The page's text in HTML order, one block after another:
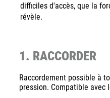
difficiles d'accès, que la
révèle.
1. RACCORDER
Raccordement possible à
pression. Compatible avec